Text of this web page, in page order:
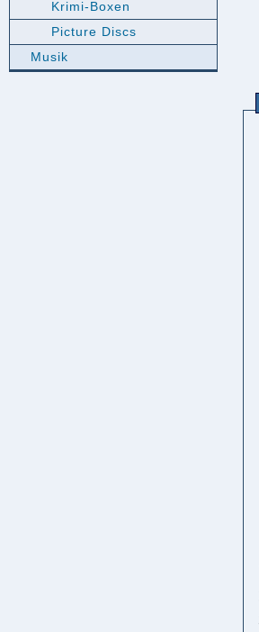
Krimi-Boxen
Picture Discs
Musik